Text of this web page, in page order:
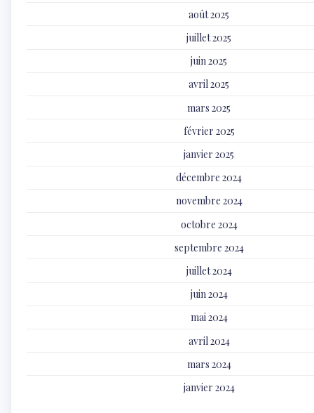
août 2025
juillet 2025
juin 2025
avril 2025
mars 2025
février 2025
janvier 2025
décembre 2024
novembre 2024
octobre 2024
septembre 2024
juillet 2024
juin 2024
mai 2024
avril 2024
mars 2024
janvier 2024